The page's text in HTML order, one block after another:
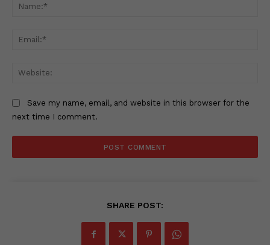
Save my name, email, and website in this browser for the
next time I comment.
SHARE POST: